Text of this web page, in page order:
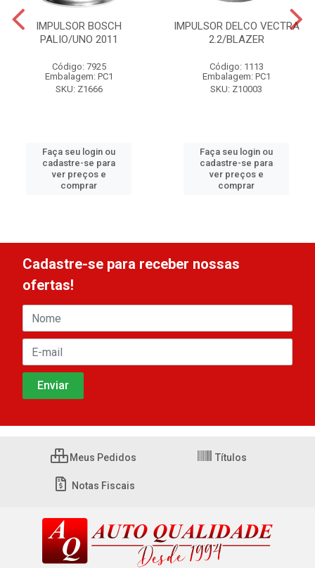
IMPULSOR BOSCH
PALIO/UNO 2011
Código: 7925
Embalagem: PC1
SKU: Z1666
Faça seu login ou
cadastre-se para
ver preços e
comprar
IMPULSOR DELCO VECTRA
2.2/BLAZER
Código: 1113
Embalagem: PC1
SKU: Z10003
Faça seu login ou
cadastre-se para
ver preços e
comprar
Cadastre-se para receber nossas
ofertas!
Meus Pedidos Títulos
Notas Fiscais